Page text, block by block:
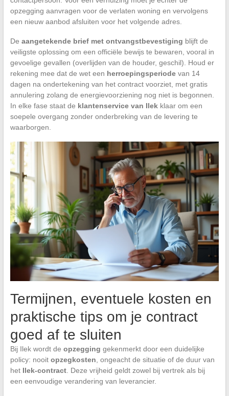
opzegging aanvragen voor de verlaten woning en vervolgens
een nieuw aanbod afsluiten voor het volgende adres.
De aangetekende brief met ontvangstbevestiging blijft de
veiligste oplossing om een officiële bewijs te bewaren, vooral in
gevoelige gevallen (overlijden van de houder, geschil). Houd er
rekening mee dat de wet een herroepingsperiodevan 14
dagen na ondertekening van het contract voorziet, met gratis
annulering zolang de energievoorziening nog niet is begonnen.
In elke fase staat de klantenservice van Ilekklaar om een
soepele overgang zonder onderbreking van de levering te
waarborgen.
Termijnen, eventuele kosten en
praktische tips om je contract
goed af te sluiten
Bij Ilek wordt de opzegging gekenmerkt door een duidelijke
policy: nooit opzegkosten , ongeacht de situatie of de duur van
het Ilek-contract. Deze vrijheid geldt zowel bij vertrek als bij
een eenvoudige verandering van leverancier.